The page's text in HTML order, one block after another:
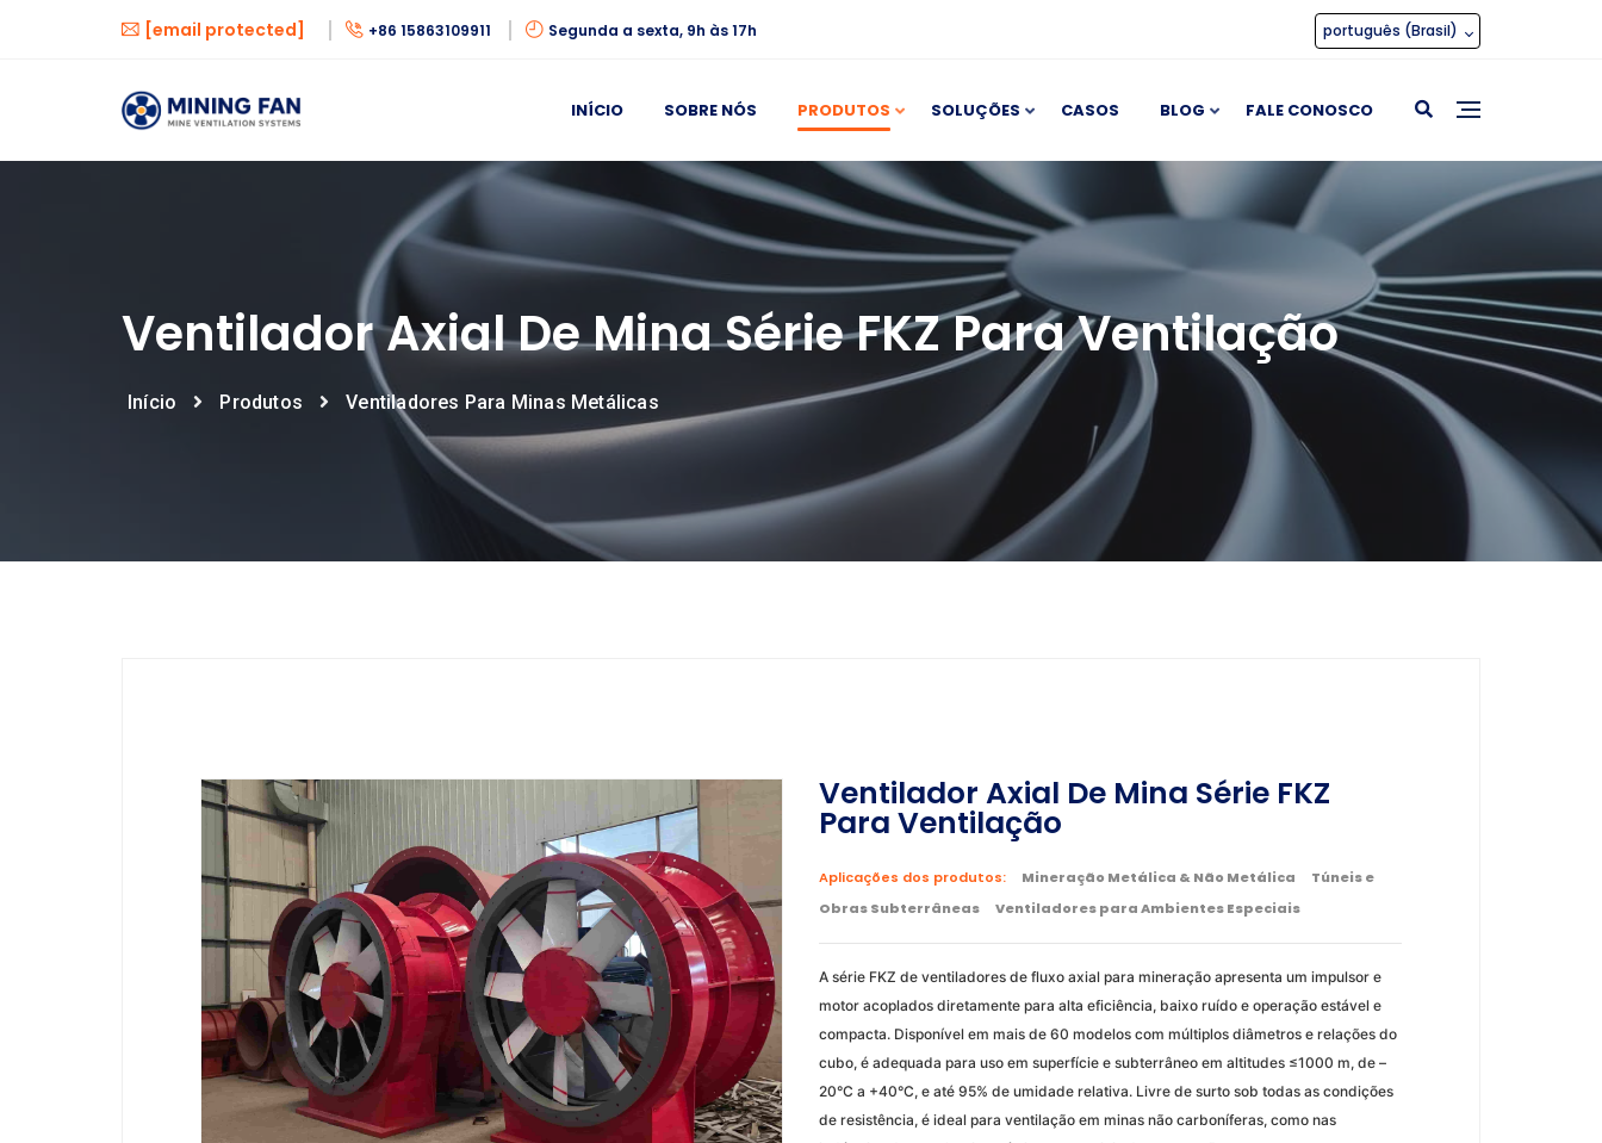
[email protected] +86 15863109911 Segunda a sexta, 9h às 17h português (Brasil)
INÍCIO SOBRE NÓS PRODUTOS SOLUÇÕES CASOS BLOG FALE CONOSCO
Ventilador Axial De Mina Série FKZ Para Ventilação
Início Produtos Ventiladores Para Minas Metálicas
Ventilador Axial De Mina Série FKZ
Para Ventilação
Aplicações dos produtos: Mineração Metálica & Não Metálica
Túneis e
Obras Subterrâneas
Ventiladores para Ambientes Especiais
A série FKZ de ventiladores de fluxo axial para mineração apresenta um impulsor e
motor acoplados diretamente para alta eficiência, baixo ruído e operação estável e
compacta. Disponível em mais de 60 modelos com múltiplos diâmetros e relações do
cubo, é adequada para uso em superfície e subterrâneo em altitudes ≤1000 m, de –
20°C a +40°C, e até 95% de umidade relativa. Livre de surto sob todas as condições
de resistência, é ideal para ventilação em minas não carboníferas, como nas